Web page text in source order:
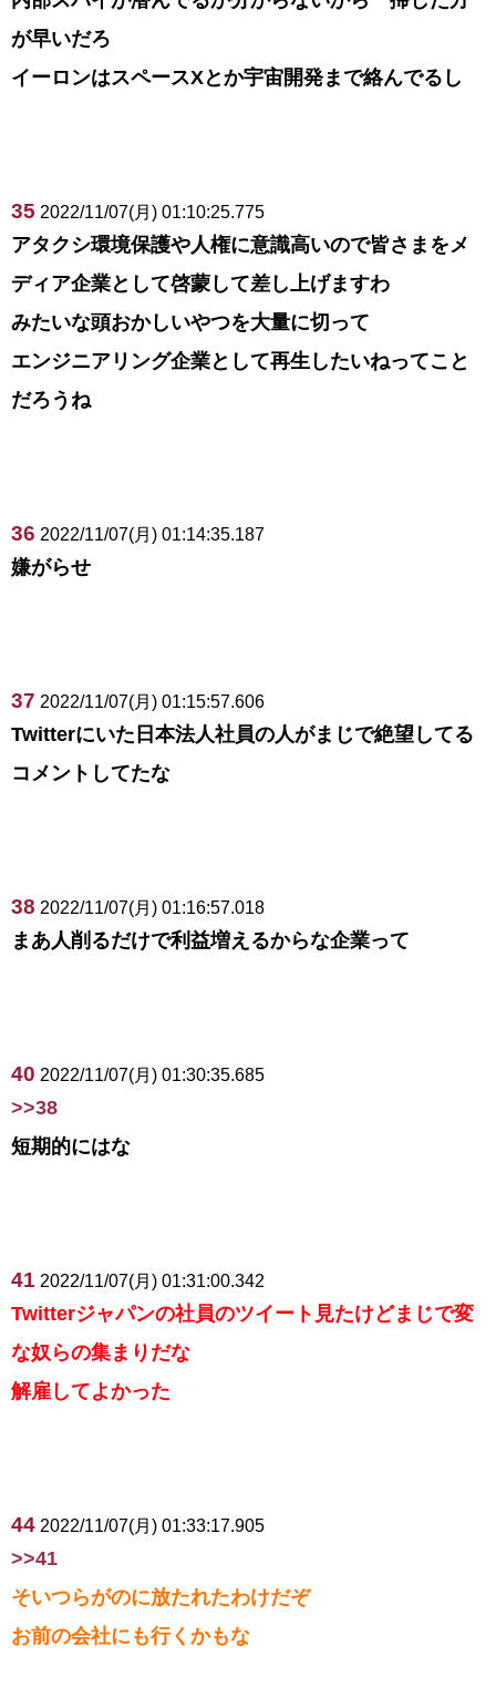
が早いだろ
イーロンはスペースXとか宇宙開発まで絡んでるし
35 2022/11/07(月) 01:10:25.775
アタクシ環境保護や人権に意識高いので皆さまをメ
ディア企業として啓蒙して差し上げますわ
みたいな頭おかしいやつを大量に切って
エンジニアリング企業として再生したいねってこと
だろうね
36 2022/11/07(月) 01:14:35.187
嫌がらせ
37 2022/11/07(月) 01:15:57.606
Twitterにいた日本法人社員の人がまじで絶望してる
コメントしてたな
38 2022/11/07(月) 01:16:57.018
まあ人削るだけで利益増えるからな企業って
40 2022/11/07(月) 01:30:35.685
>>38
短期的にはな
41 2022/11/07(月) 01:31:00.342
Twitterジャパンの社員のツイート見たけどまじで変
な奴らの集まりだな
解雇してよかった
44 2022/11/07(月) 01:33:17.905
>>41
そいつらがのに放たれたわけだぞ
お前の会社にも行くかもな